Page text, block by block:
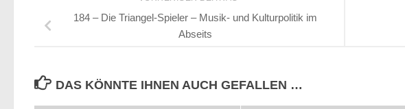
184 – Die Triangel-Spieler – Musik- und Kulturpolitik im
Abseits
DAS KÖNNTE IHNEN AUCH GEFALLEN …